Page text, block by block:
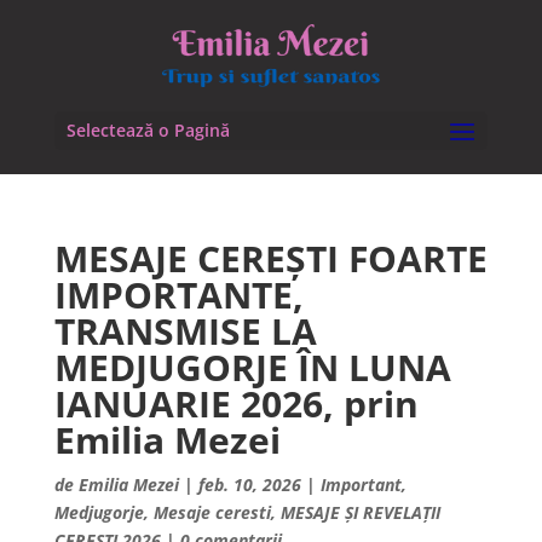
Selectează o Pagină
MESAJE CEREȘTI FOARTE
IMPORTANTE,
TRANSMISE LA
MEDJUGORJE ÎN LUNA
IANUARIE 2026, prin
Emilia Mezei
de Emilia Mezei| feb. 10, 2026| Important,
Medjugorje, Mesaje ceresti, MESAJE ȘI REVELAȚII